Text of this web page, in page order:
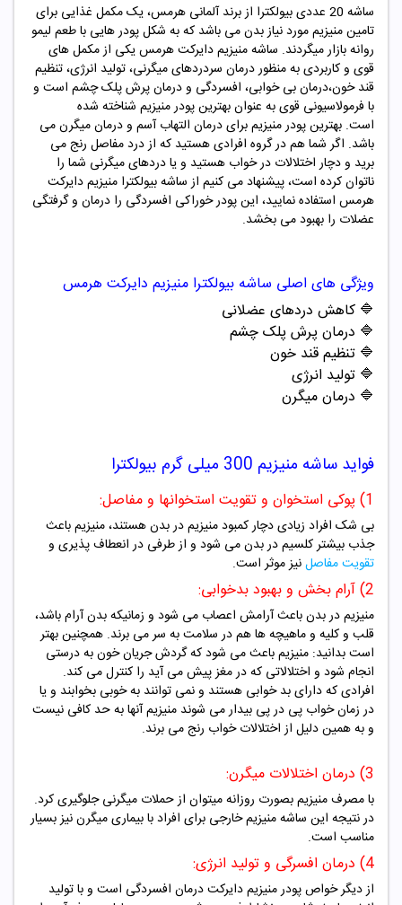
ساشه 20 عددی بیولکترا از برند آلمانی هرمس، یک مکمل غذایی برای
تامین منیزیم مورد نیاز بدن می باشد که به شکل پودر هایی با طعم لیمو
روانه بازار میگردند. ساشه منیزیم دایرکت هرمس یکی از مکمل های
قوی و کاربردی به منظور درمان سردردهای میگرنی، تولید انرژی، تنظیم
قند خون،درمان بی خوابی، افسردگی و درمان پرش پلک چشم است و
با فرمولاسیونی قوی به عنوان بهترین پودر منیزیم شناخته شده
است. بهترین پودر منیزیم برای درمان التهاب آسم و درمان میگرن می
باشد. اگر شما هم در گروه افرادی هستید که از درد مفاصل رنج می
برید و دچار اختلالات در خواب هستید و یا دردهای میگرنی شما را
ناتوان کرده است، پیشنهاد می کنیم از ساشه بیولکترا منیزیم دایرکت
هرمس استفاده نمایید، این پودر خوراکی افسردگی را درمان و گرفتگی
عضلات را بهبود می بخشد.
ویژگی های اصلی ساشه بیولکترا منیزیم دایرکت هرمس
🔷 کاهش دردهای عضلانی
🔷 درمان پرش پلک چشم
🔷 تنظیم قند خون
🔷 تولید انرژی
🔷 درمان میگرن
فواید ساشه منیزیم 300 میلی گرم بیولکترا
1) پوکی استخوان و تقویت استخوانها و مفاصل:
بی شک افراد زیادی دچار کمبود منیزیم در بدن هستند، منیزیم باعث
جذب بیشتر کلسیم در بدن می شود و از طرفی در انعطاف پذیری و
تقویت مفاصلنیز موثر است.
2) آرام بخش و بهبود بدخوابی:
منیزیم در بدن باعث آرامش اعصاب می شود و زمانیکه بدن آرام باشد،
قلب و کلیه و ماهیچه ها هم در سلامت به سر می برند. همچنین بهتر
است بدانید: منیزیم باعث می شود که گردش جریان خون به درستی
انجام شود و اختلالاتی که در مغز پیش می آید را کنترل می کند.
افرادی که دارای بد خوابی هستند و نمی توانند به خوبی بخوابند و یا
در زمان خواب پی در پی بیدار می شوند منیزیم آنها به حد کافی نیست
و به همین دلیل از اختلالات خواب رنج می برند.
3) درمان اختلالات میگرن:
با مصرف منیزیم بصورت روزانه میتوان از حملات میگرنی جلوگیری کرد.
در نتیجه این ساشه منیزیم خارجی برای افراد با بیماری میگرن نیز بسیار
مناسب است.
4) درمان افسرگی و تولید انرژی:
از دیگر خواص پودر منیزیم دایرکت درمان افسردگی است و با تولید